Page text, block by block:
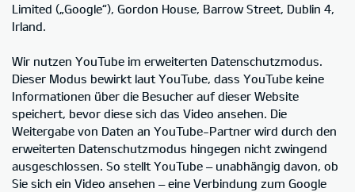
Limited („Google“), Gordon House, Barrow Street, Dublin 4,
Irland.
Wir nutzen YouTube im erweiterten Datenschutzmodus.
Dieser Modus bewirkt laut YouTube, dass YouTube keine
Informationen über die Besucher auf dieser Website
speichert, bevor diese sich das Video ansehen. Die
Weitergabe von Daten an YouTube-Partner wird durch den
erweiterten Datenschutzmodus hingegen nicht zwingend
ausgeschlossen. So stellt YouTube – unabhängig davon, ob
Sie sich ein Video ansehen – eine Verbindung zum Google